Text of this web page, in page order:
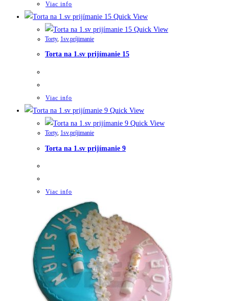
Viac info
Quick View
Quick View
Torty, 1sv.príjimanie
Torta na 1.sv prijímanie 15
Viac info
Quick View
Quick View
Torty, 1sv.príjimanie
Torta na 1.sv prijímanie 9
Viac info